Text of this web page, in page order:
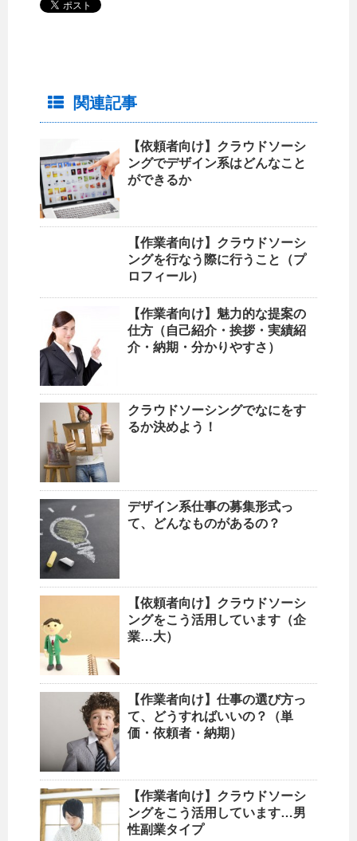
関連記事
【依頼者向け】クラウドソーシ
ングでデザイン系はどんなこと
ができるか
【作業者向け】クラウドソーシ
ングを行なう際に行うこと（プ
ロフィール）
【作業者向け】魅力的な提案の
仕方（自己紹介・挨拶・実績紹
介・納期・分かりやすさ）
クラウドソーシングでなにをす
るか決めよう！
デザイン系仕事の募集形式っ
て、どんなものがあるの？
【依頼者向け】クラウドソーシ
ングをこう活用しています（企
業…大）
【作業者向け】仕事の選び方っ
て、どうすればいいの？（単
価・依頼者・納期）
【作業者向け】クラウドソーシ
ングをこう活用しています…男
性副業タイプ